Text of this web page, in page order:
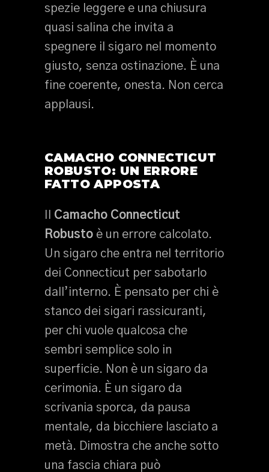
spezie leggere e una chiusura
quasi salina che invita a
spegnere il sigaro nel momento
giusto, senza ostinazione. È una
fine coerente, onesta. Non cerca
applausi.
CAMACHO CONNECTICUT
ROBUSTO: UN ERRORE
FATTO APPOSTA
Camacho Connecticut
Robusto è un errore calcolato.
Un sigaro che entra nel territorio
dei Connecticut per sabotarlo
dall’interno. È pensato per chi è
stanco dei sigari rassicuranti,
per chi vuole qualcosa che
sembri semplice solo in
superficie. Non è un sigaro da
cerimonia. È un sigaro da
scrivania sporca, da pausa
mentale, da bicchiere lasciato a
metà. Dimostra che anche sotto
una fascia chiara può